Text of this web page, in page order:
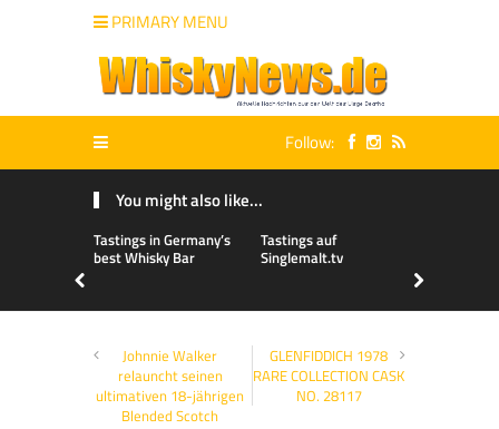
PRIMARY MENU
Follow:
You might also like...
Tastings in Germany’s
best Whisky Bar
Tastings auf
Singlemalt.tv
Johnnie Walker
relauncht seinen
ultimativen 18-jährigen
Blended Scotch
GLENFIDDICH 1978
RARE COLLECTION CASK
NO. 28117